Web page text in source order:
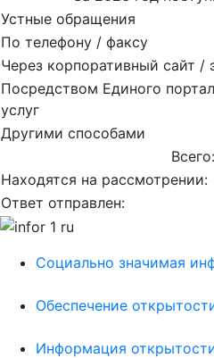
Устные обращения
По телефону / факсу
Через корпоративный сайт /
Посредством Единого
услуг
Другими способами
Находятся на рассмотрении:
Ответ отправлен:
Социально значимая
Обеспечение
Информация